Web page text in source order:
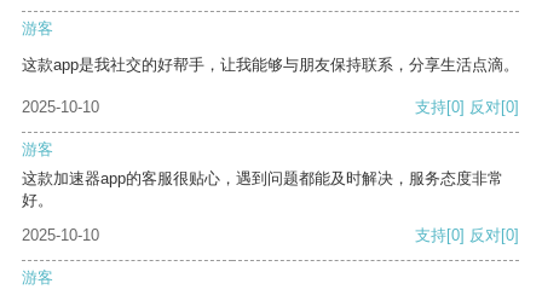
游客
这款app是我社交的好帮手，让我能够与朋友保持联系，分享生活点滴。
2025-10-10 支持[0] 反对[0]
游客
这款加速器app的客服很贴心，遇到问题都能及时解决，服务态度非常
好。
2025-10-10
支持[0] 反对[0]
游客